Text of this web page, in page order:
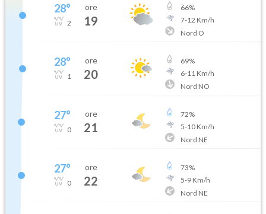
28°
2
ore
19
66%
7-12 Km/h
Nord O
28°
1
ore
20
69%
6-11Km/h
Nord NO
27°
0
ore
21
72%
5-10Km/h
Nord NE
27°
0
ore
22
73%
5-9Km/h
Nord NE